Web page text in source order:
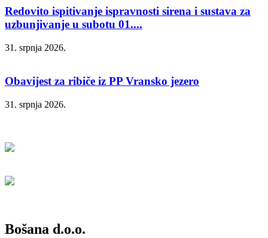
Redovito ispitivanje ispravnosti sirena i sustava za
uzbunjivanje u subotu 01....
31. srpnja 2026.
Obavijest za ribiče iz PP Vransko jezero
31. srpnja 2026.
Bošana d.o.o.